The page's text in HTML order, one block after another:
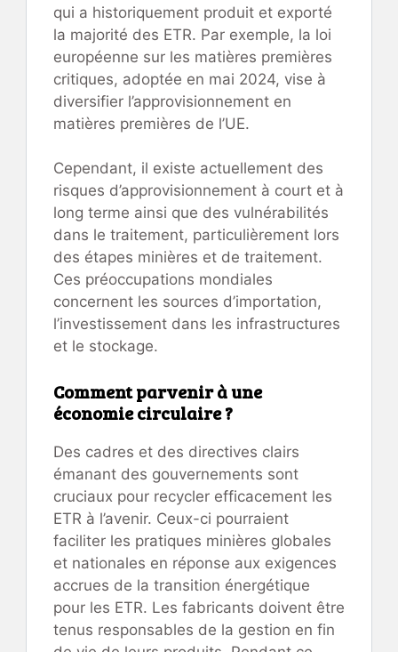
qui a historiquement produit et exporté
la majorité des ETR. Par exemple, la loi
européenne sur les matières premières
critiques, adoptée en mai 2024, vise à
diversifier l’approvisionnement en
matières premières de l’UE.
Cependant, il existe actuellement des
risques d’approvisionnement à court et à
long terme ainsi que des vulnérabilités
dans le traitement, particulièrement lors
des étapes minières et de traitement.
Ces préoccupations mondiales
concernent les sources d’importation,
l’investissement dans les infrastructures
et le stockage.
Comment parvenir à une
économie circulaire ?
Des cadres et des directives clairs
émanant des gouvernements sont
cruciaux pour recycler efficacement les
ETR à l’avenir. Ceux-ci pourraient
faciliter les pratiques minières globales
et nationales en réponse aux exigences
accrues de la transition énergétique
pour les ETR. Les fabricants doivent être
tenus responsables de la gestion en fin